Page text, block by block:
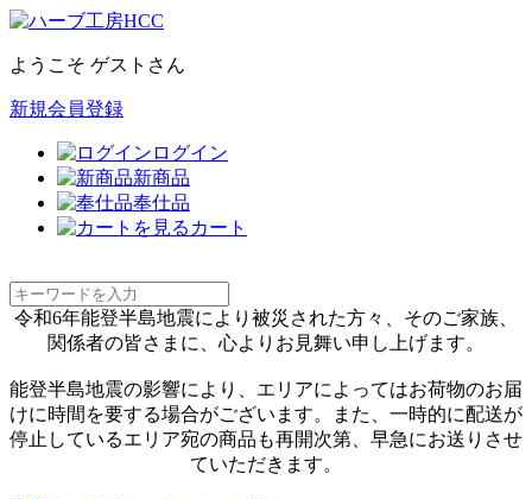
ようこそ ゲストさん
新規会員登録
ログイン
新商品
奉仕品
カート
令和6年能登半島地震により被災された方々、そのご家族、
関係者の皆さまに、心よりお見舞い申し上げます。
能登半島地震の影響により、エリアによってはお荷物のお届
けに時間を要する場合がございます。また、一時的に配送が
停止しているエリア宛の商品も再開次第、早急にお送りさせ
ていただきます。